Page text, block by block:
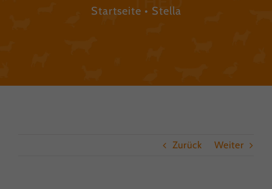
Startseite Stella
Zurück Weiter